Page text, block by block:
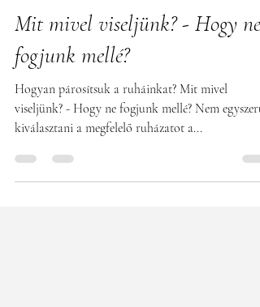
Szitás Judit
2018. okt. 26.
2 perc olvasás
Mit mivel viseljünk? - Hogy ne
fogjunk mellé?
Hogyan párosítsuk a ruháinkat? Mit mivel
kiválasztani a megfelelő ruházatot a...